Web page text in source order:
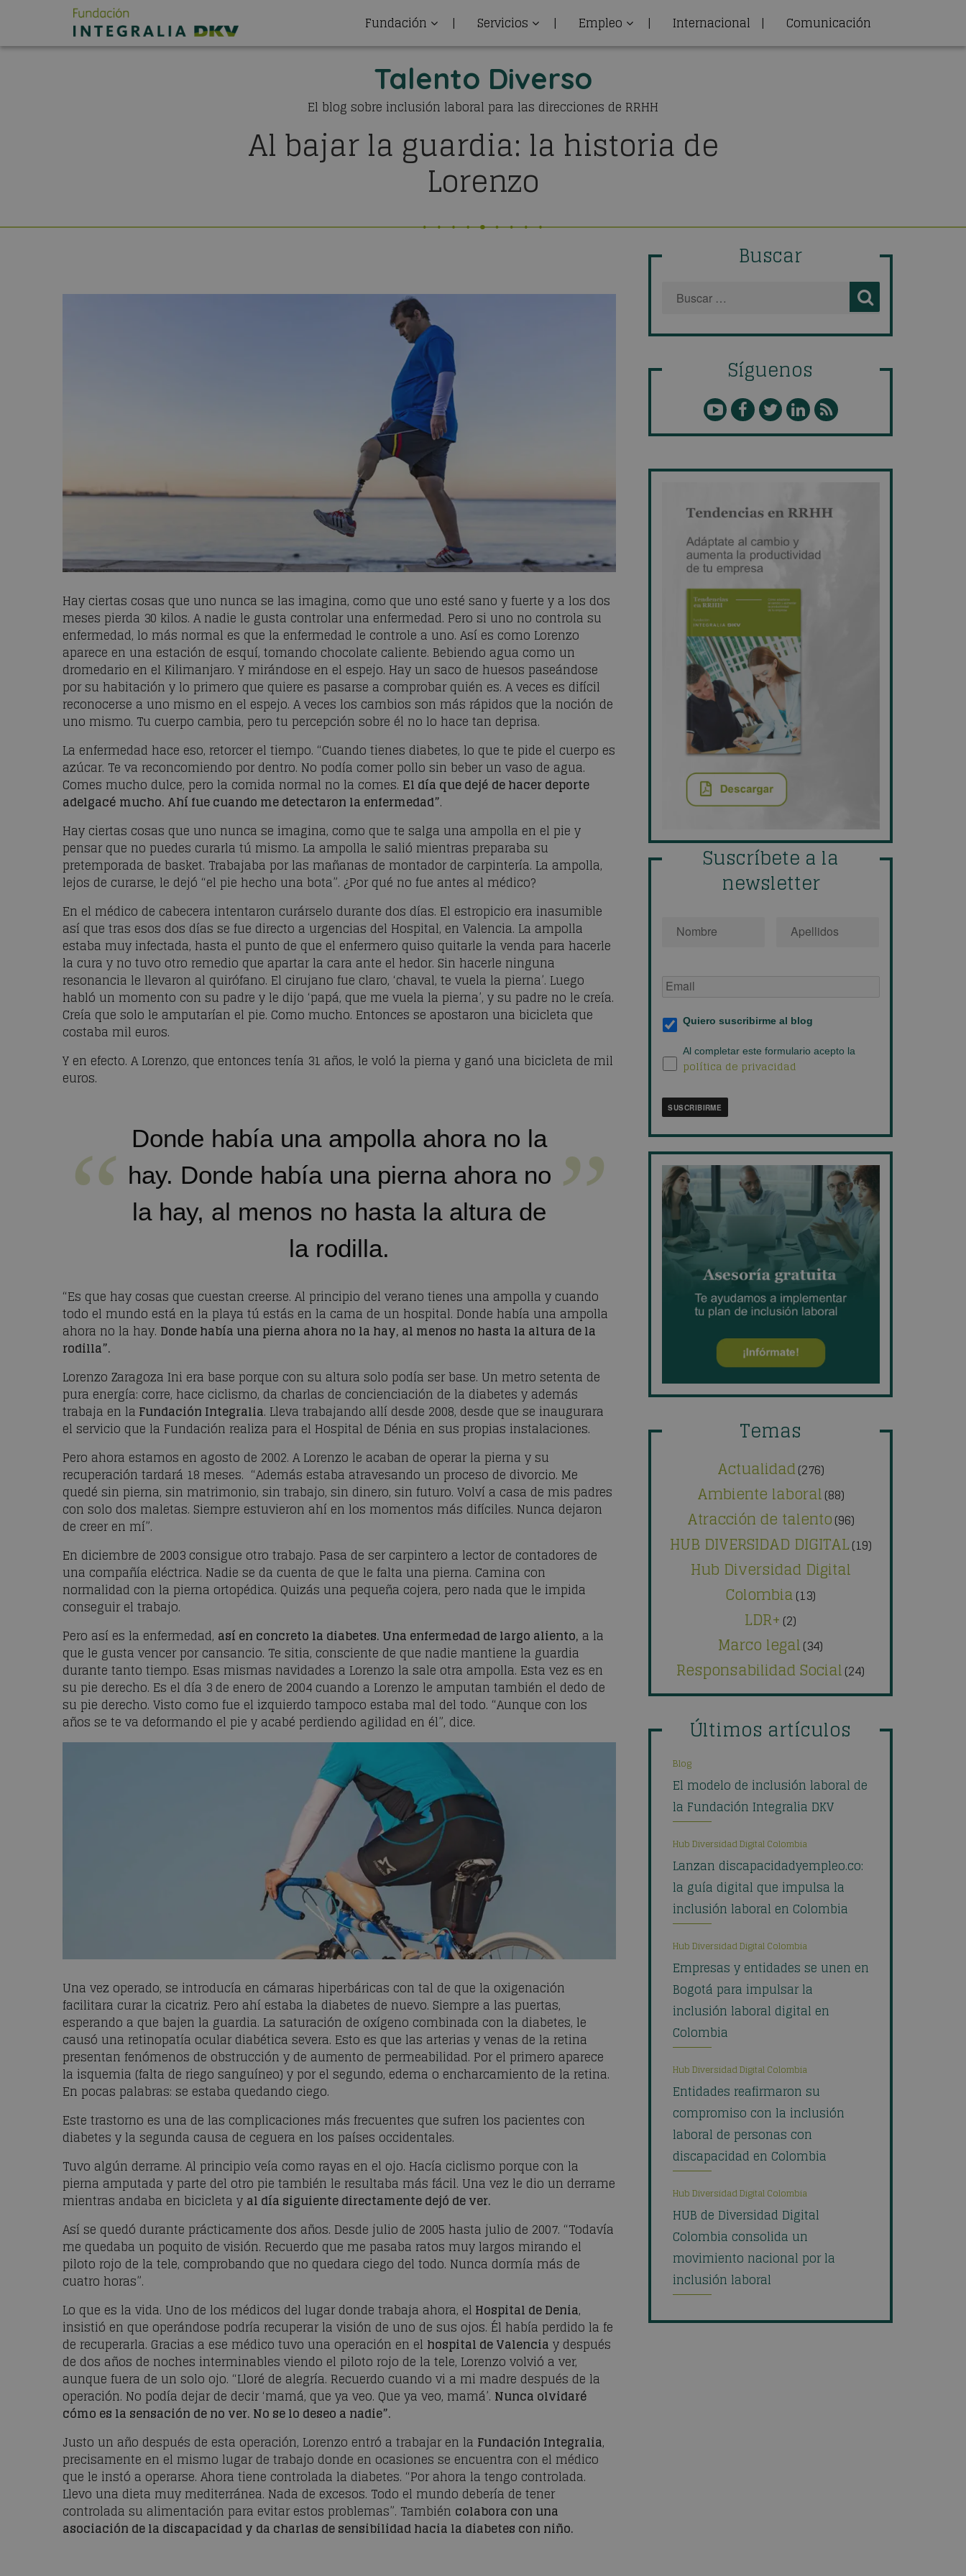
Fundación | Servicios | Empleo | Internacional | Comunicación
Talento Diverso
El blog sobre inclusión laboral para las direcciones de RRHH
Al bajar la guardia: la historia de
Lorenzo
Hay ciertas cosas que uno nunca se las imagina, como que uno esté sano y fuerte y a los dos
meses pierda 30 kilos. A nadie le gusta controlar una enfermedad. Pero si uno no controla su
enfermedad, lo más normal es que la enfermedad le controle a uno. Así es como Lorenzo
aparece en una estación de esquí, tomando chocolate caliente. Bebiendo agua como un
dromedario en el Kilimanjaro. Y mirándose en el espejo. Hay un saco de huesos paseándose
por su habitación y lo primero que quiere es pasarse a comprobar quién es. A veces es difícil
reconocerse a uno mismo en el espejo. A veces los cambios son más rápidos que la noción de
uno mismo. Tu cuerpo cambia, pero tu percepción sobre él no lo hace tan deprisa.
La enfermedad hace eso, retorcer el tiempo. “Cuando tienes diabetes, lo que te pide el cuerpo es
azúcar. Te va reconcomiendo por dentro. No podía comer pollo sin beber un vaso de agua.
Comes mucho dulce, pero la comida normal no la comes. El día que dejé de hacer deporte
adelgacé mucho. Ahí fue cuando me detectaron la enfermedad”.
Hay ciertas cosas que uno nunca se imagina, como que te salga una ampolla en el pie y
pensar que no puedes curarla tú mismo. La ampolla le salió mientras preparaba su
pretemporada de basket. Trabajaba por las mañanas de montador de carpintería. La ampolla,
lejos de curarse, le dejó “el pie hecho una bota”. ¿Por qué no fue antes al médico?
En el médico de cabecera intentaron curárselo durante dos días. El estropicio era inasumible
así que tras esos dos días se fue directo a urgencias del Hospital, en Valencia. La ampolla
estaba muy infectada, hasta el punto de que el enfermero quiso quitarle la venda para hacerle
la cura y no tuvo otro remedio que apartar la cara ante el hedor. Sin hacerle ninguna
resonancia le llevaron al quirófano. El cirujano fue claro, ‘chaval, te vuela la pierna’. Luego
habló un momento con su padre y le dijo ‘papá, que me vuela la pierna’, y su padre no le creía.
Creía que solo le amputarían el pie. Como mucho. Entonces se apostaron una bicicleta que
costaba mil euros.
Y en efecto. A Lorenzo, que entonces tenía 31 años, le voló la pierna y ganó una bicicleta de mil
euros.
Donde había una ampolla ahora no la
hay. Donde había una pierna ahora no
la hay, al menos no hasta la altura de
la rodilla.
“Es que hay cosas que cuestan creerse. Al principio del verano tienes una ampolla y cuando
todo el mundo está en la playa tú estás en la cama de un hospital. Donde había una ampolla
ahora no la hay. Donde había una pierna ahora no la hay, al menos no hasta la altura de la
rodilla”.
Lorenzo Zaragoza Ini era base porque con su altura solo podía ser base. Un metro setenta de
pura energía: corre, hace ciclismo, da charlas de concienciación de la diabetes y además
trabaja en la Fundación Integralia. Lleva trabajando allí desde 2008, desde que se inaugurara
el servicio que la Fundación realiza para el Hospital de Dénia en sus propias instalaciones.
Pero ahora estamos en agosto de 2002. A Lorenzo le acaban de operar la pierna y su
recuperación tardará 18 meses. “Además estaba atravesando un proceso de divorcio. Me
quedé sin pierna, sin matrimonio, sin trabajo, sin dinero, sin futuro. Volví a casa de mis padres
con solo dos maletas. Siempre estuvieron ahí en los momentos más difíciles. Nunca dejaron
de creer en mí”.
En diciembre de 2003 consigue otro trabajo. Pasa de ser carpintero a lector de contadores de
una compañía eléctrica. Nadie se da cuenta de que le falta una pierna. Camina con
normalidad con la pierna ortopédica. Quizás una pequeña cojera, pero nada que le impida
conseguir el trabajo.
Pero así es la enfermedad, así en concreto la diabetes. Una enfermedad de largo aliento, a la
que le gusta vencer por cansancio. Te sitia, consciente de que nadie mantiene la guardia
durante tanto tiempo. Esas mismas navidades a Lorenzo la sale otra ampolla. Esta vez es en
su pie derecho. Es el día 3 de enero de 2004 cuando a Lorenzo le amputan también el dedo de
su pie derecho. Visto como fue el izquierdo tampoco estaba mal del todo. “Aunque con los
años se te va deformando el pie y acabé perdiendo agilidad en él”, dice.
Una vez operado, se introducía en cámaras hiperbáricas con tal de que la oxigenación
facilitara curar la cicatriz. Pero ahí estaba la diabetes de nuevo. Siempre a las puertas,
esperando a que bajen la guardia. La saturación de oxígeno combinada con la diabetes, le
causó una retinopatía ocular diabética severa. Esto es que las arterias y venas de la retina
presentan fenómenos de obstrucción y de aumento de permeabilidad. Por el primero aparece
la isquemia (falta de riego sanguíneo) y por el segundo, edema o encharcamiento de la retina.
En pocas palabras: se estaba quedando ciego.
Este trastorno es una de las complicaciones más frecuentes que sufren los pacientes con
diabetes y la segunda causa de ceguera en los países occidentales.
Tuvo algún derrame. Al principio veía como rayas en el ojo. Hacía ciclismo porque con la
pierna amputada y parte del otro pie también le resultaba más fácil. Una vez le dio un derrame
mientras andaba en bicicleta y al día siguiente directamente dejó de ver.
Así se quedó durante prácticamente dos años. Desde julio de 2005 hasta julio de 2007. “Todavía
me quedaba un poquito de visión. Recuerdo que me pasaba ratos muy largos mirando el
piloto rojo de la tele, comprobando que no quedara ciego del todo. Nunca dormía más de
cuatro horas”.
Lo que es la vida. Uno de los médicos del lugar donde trabaja ahora, el Hospital de Denia,
insistió en que operándose podría recuperar la visión de uno de sus ojos. Él había perdido la fe
de recuperarla. Gracias a ese médico tuvo una operación en el hospital de Valencia y después
de dos años de noches interminables viendo el piloto rojo de la tele, Lorenzo volvió a ver,
aunque fuera de un solo ojo. “Lloré de alegría. Recuerdo cuando vi a mi madre después de la
operación. No podía dejar de decir ‘mamá, que ya veo. Que ya veo, mamá’. Nunca olvidaré
cómo es la sensación de no ver. No se lo deseo a nadie”.
Justo un año después de esta operación, Lorenzo entró a trabajar en la Fundación Integralia,
precisamente en el mismo lugar de trabajo donde en ocasiones se encuentra con el médico
que le instó a operarse. Ahora tiene controlada la diabetes. “Por ahora la tengo controlada.
Llevo una dieta muy mediterránea. Nada de excesos. Todo el mundo debería de tener
controlada su alimentación para evitar estos problemas”. También colabora con una
asociación de la discapacidad y da charlas de sensibilidad hacia la diabetes con niño.
Buscar
Síguenos
Suscríbete a la
newsletter
de
Suscripción
al
blog
Quiero suscribirme al blog
Política
Al completar este formulario acepto la
política de privacidad
SUSCRIBIRME
Temas
Actualidad(276)
Ambiente laboral(88)
Atracción de talento(96)
HUB DIVERSIDAD DIGITAL(19)
Hub Diversidad Digital
Colombia(13)
LDR+ (2)
Marco legal(34)
Responsabilidad Social(24)
Últimos artículos
Blog
El modelo de inclusión laboral de
la Fundación Integralia DKV
Hub Diversidad Digital Colombia
Lanzan discapacidadyempleo.co:
la guía digital que impulsa la
inclusión laboral en Colombia
Hub Diversidad Digital Colombia
Empresas y entidades se unen en
Bogotá para impulsar la
inclusión laboral digital en
Colombia
Hub Diversidad Digital Colombia
Entidades reafirmaron su
compromiso con la inclusión
laboral de personas con
discapacidad en Colombia
Hub Diversidad Digital Colombia
HUB de Diversidad Digital
Colombia consolida un
movimiento nacional por la
inclusión laboral